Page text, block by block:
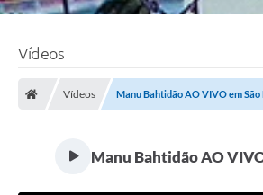
Vídeos
Vídeos Manu Bahtidão AO VIVO em São
Manu Bahtidão AO